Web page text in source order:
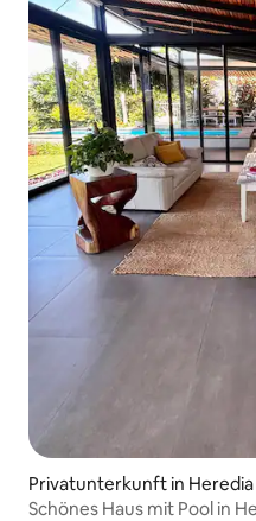
Privatunterkunft in Heredia
Schönes Haus mit Pool in